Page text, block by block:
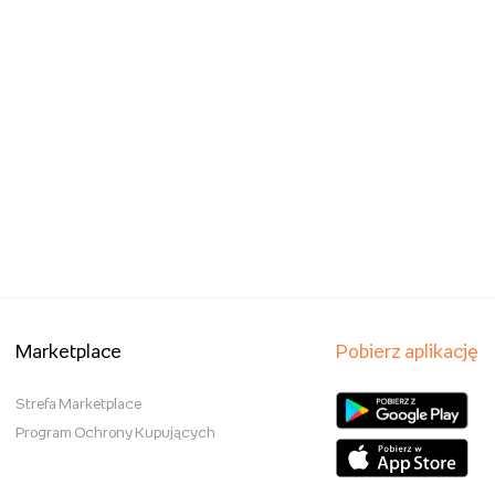
Marketplace
Strefa Marketplace
Program Ochrony Kupujących
Pobierz aplikację